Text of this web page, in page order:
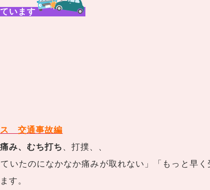
います
ス 交通事故編
み、むち打ち 、打撲、、
ていたのになかなか痛みが取れない」「もっと早
す。